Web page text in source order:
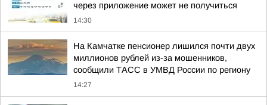
через приложение может не получиться
14:30
На Камчатке пенсионер лишился почти двух
миллионов рублей из-за мошенников,
сообщили ТАСС в УМВД России по региону
14:27